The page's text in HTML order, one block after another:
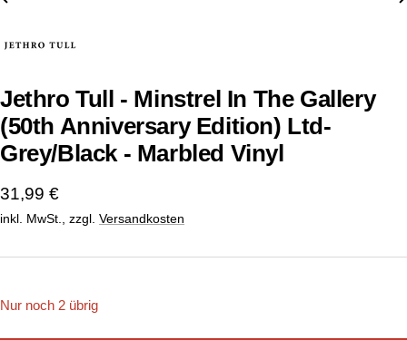
Jethro Tull - Minstrel In The Gallery
(50th Anniversary Edition) Ltd-
Grey/Black - Marbled Vinyl
Angebotspreis
31,99 €
inkl. MwSt., zzgl. Versandkosten
Nur noch 2 übrig